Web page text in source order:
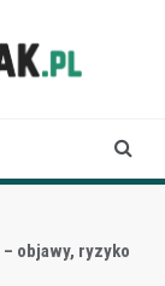
objawy, ryzyko